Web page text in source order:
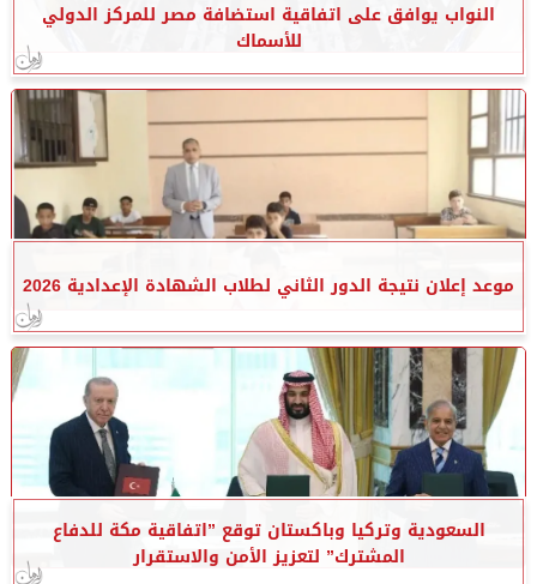
النواب يوافق على اتفاقية استضافة مصر للمركز الدولي
للأسماك
موعد إعلان نتيجة الدور الثاني لطلاب الشهادة الإعدادية 2026
السعودية وتركيا وباكستان توقع ”اتفاقية مكة للدفاع
المشترك” لتعزيز الأمن والاستقرار